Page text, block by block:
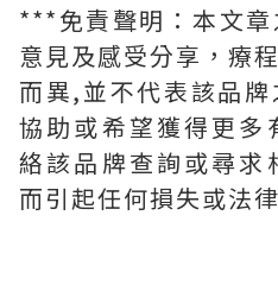
***免責聲明：本文
意見及感受分享，療
而異,並不代表該品
協助或希望獲得更多
絡該品牌查詢或尋求
而引起任何損失或法